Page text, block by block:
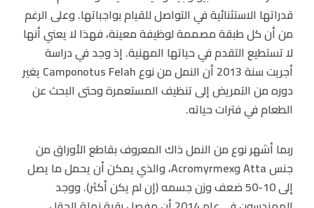
قدراتها الاستثنائية في التواصل للقيام بواجباتها. وعلى الرغم
من أن كل طبقة مصممة لوظيفة معينة، فهذا لا يعني أنها
لا تستطيع التقدم في حياتها المهنية. إذ وجد في دراسة
أجريت سنة 2013 أن النمل من نوع Camponotus Felah يغير
دوره من التمريض إلى تنظيف المستعمرة وحتى البحث عن
الطعام في فترات حياته.
ربما أشهر نوع من النمل ذاك المعروف بقاطع الأوراق من
جنس Atta وAcromyrmex، والذي يمكن أن يحمل ما يصل
إلى 10-50 ضعف وزن جسمه (إن لم يكن أكثر). ووجد